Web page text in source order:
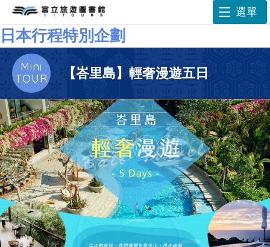
選單
日本行程特別企劃
Mini
TOUR
【峇里島】輕奢漫遊五日